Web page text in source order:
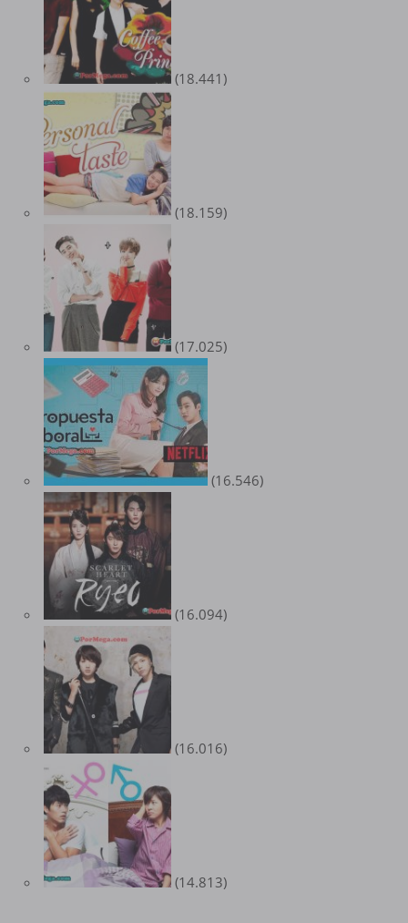
(18.441)
(18.159)
(17.025)
(16.546)
(16.094)
(16.016)
(14.813)